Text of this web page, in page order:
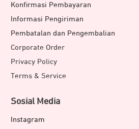
Konfirmasi Pembayaran
Informasi Pengiriman
Pembatalan dan Pengembalian
Corporate Order
Privacy Policy
Terms & Service
Sosial Media
Instagram